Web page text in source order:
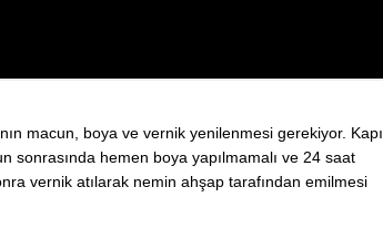
macun, boya ve vernik yenilenmesi gerekiyor. Kapı
sonrasında hemen boya yapılmamalı ve 24 saat
vernik atılarak nemin ahşap tarafından emilmesi